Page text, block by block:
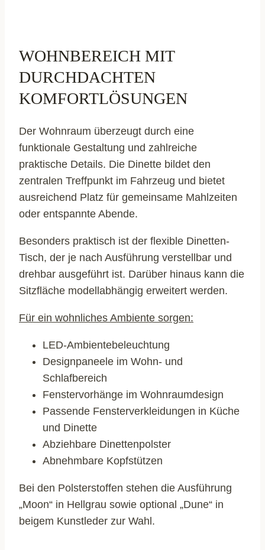
WOHNBEREICH MIT
DURCHDACHTEN
KOMFORTLÖSUNGEN
Der Wohnraum überzeugt durch eine
funktionale Gestaltung und zahlreiche
praktische Details. Die Dinette bildet den
zentralen Treffpunkt im Fahrzeug und bietet
ausreichend Platz für gemeinsame Mahlzeiten
oder entspannte Abende.
Besonders praktisch ist der flexible Dinetten-
Tisch, der je nach Ausführung verstellbar und
drehbar ausgeführt ist. Darüber hinaus kann die
Sitzfläche modellabhängig erweitert werden.
Für ein wohnliches Ambiente sorgen:
LED-Ambientebeleuchtung
Designpaneele im Wohn- und
Schlafbereich
Fenstervorhänge im Wohnraumdesign
Passende Fensterverkleidungen in Küche
und Dinette
Abziehbare Dinettenpolster
Abnehmbare Kopfstützen
Bei den Polsterstoffen stehen die Ausführung
„Moon“ in Hellgrau sowie optional „Dune“ in
beigem Kunstleder zur Wahl.